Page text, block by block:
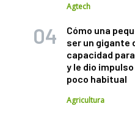
Agtech
Cómo una
ser un gigante
capacidad
y le dio
poco habitual
Agricultura